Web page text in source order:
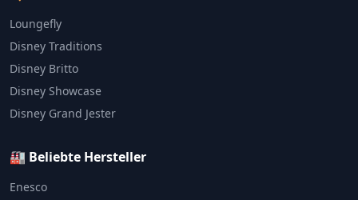
Loungefly
Disney Traditions
Disney Britto
Disney Showcase
Disney Grand Jester
🏭 Beliebte Hersteller
Enesco